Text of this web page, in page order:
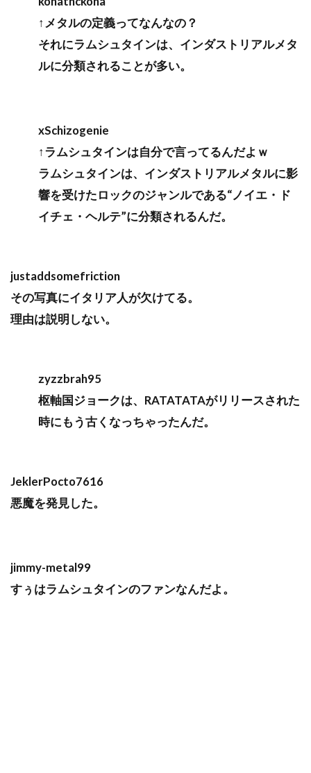
↑メタルの定義ってなんなの？
それにラムシュタインは、インダストリアルメタ
ルに分類されることが多い。
xSchizogenie
↑ラムシュタインは自分で言ってるんだよｗ
ラムシュタインは、インダストリアルメタルに影
響を受けたロックのジャンルである“ノイエ・ド
イチェ・ヘルテ”に分類されるんだ。
justaddsomefriction
その写真にイタリア人が欠けてる。
理由は説明しない。
zyzzbrah95
枢軸国ジョークは、RATATATAがリリースされた
時にもう古くなっちゃったんだ。
JeklerPocto7616
悪魔を発見した。
jimmy-metal99
すぅはラムシュタインのファンなんだよ。